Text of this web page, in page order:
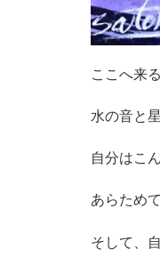
ここへ来
水の音と
自分はこ
あらため
そして、